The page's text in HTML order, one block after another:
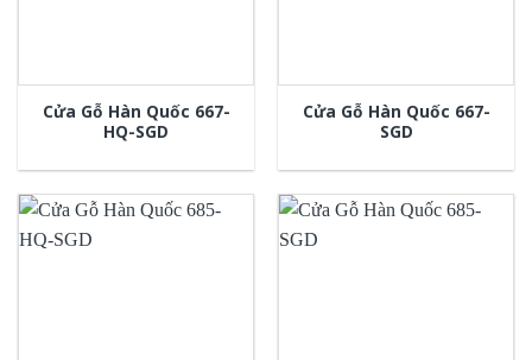
Cửa Gỗ Hàn Quốc 667-
HQ-SGD
Cửa Gỗ Hàn Quốc 667-
SGD